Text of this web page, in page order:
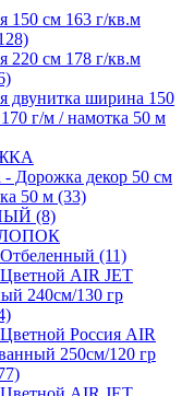
150 см 163 г/кв.м
220 см 178 г/кв.м
двунитка ширина 150
г/м / намотка 50 м
Дорожка декор 50 см
50 м (33)
(8)
(11)
AIR JET
240см/130 гр
Россия AIR
250см/120 гр